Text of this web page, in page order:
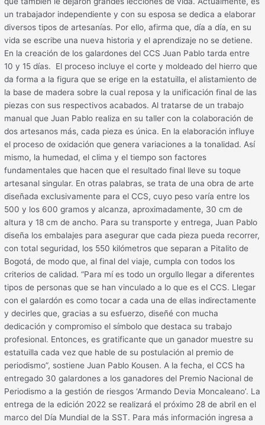
un trabajador independiente y con su esposa se dedica a elaborar
diversos tipos de artesanías. Por ello, afirma que, día a día, en su
vida se escribe una nueva historia y el aprendizaje no se detiene.
En la creación de los galardones del CCS Juan Pablo tarda entre
10 y 15 días. El proceso incluye el corte y moldeado del hierro que
da forma a la figura que se erige en la estatuilla, el alistamiento de
la base de madera sobre la cual reposa y la unificación final de las
piezas con sus respectivos acabados. Al tratarse de un trabajo
manual que Juan Pablo realiza en su taller con la colaboración de
dos artesanos más, cada pieza es única. En la elaboración influye
el proceso de oxidación que genera variaciones a la tonalidad. Así
mismo, la humedad, el clima y el tiempo son factores
fundamentales que hacen que el resultado final lleve su toque
artesanal singular. En otras palabras, se trata de una obra de arte
diseñada exclusivamente para el CCS, cuyo peso varía entre los
500 y los 600 gramos y alcanza, aproximadamente, 30 cm de
altura y 18 cm de ancho. Para su transporte y entrega, Juan Pablo
diseña los embalajes para asegurar que cada pieza pueda recorrer,
con total seguridad, los 550 kilómetros que separan a Pitalito de
Bogotá, de modo que, al final del viaje, cumpla con todos los
criterios de calidad. “Para mí es todo un orgullo llegar a diferentes
tipos de personas que se han vinculado a lo que es el CCS. Llegar
con el galardón es como tocar a cada una de ellas indirectamente
y decirles que, gracias a su esfuerzo, diseñé con mucha
dedicación y compromiso el símbolo que destaca su trabajo
profesional. Entonces, es gratificante que un ganador muestre su
estatuilla cada vez que hable de su postulación al premio de
periodismo”, sostiene Juan Pablo Kousen. A la fecha, el CCS ha
entregado 30 galardones a los ganadores del Premio Nacional de
Periodismo a la gestión de riesgos ‘Armando Devia Moncaleano’. La
entrega de la edición 2022 se realizará el próximo 28 de abril en el
marco del Día Mundial de la SST. Para más información ingresa a